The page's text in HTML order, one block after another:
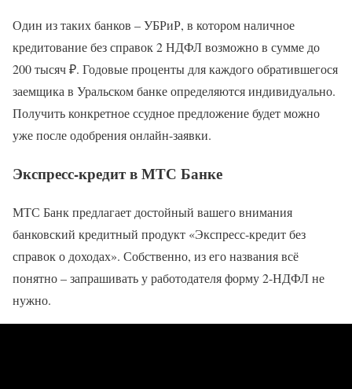
Один из таких банков – УБРиР, в котором наличное
кредитование без справок 2 НДФЛ возможно в сумме до
200 тысяч ₽. Годовые проценты для каждого обратившегося
заемщика в Уральском банке определяются индивидуально.
Получить конкретное ссудное предложение будет можно
уже после одобрения онлайн-заявки.
Экспресс-кредит в МТС Банке
МТС Банк предлагает достойный вашего внимания
банковский кредитный продукт «Экспресс-кредит без
справок о доходах». Собственно, из его названия всё
понятно – запрашивать у работодателя форму 2-НДФЛ не
нужно.